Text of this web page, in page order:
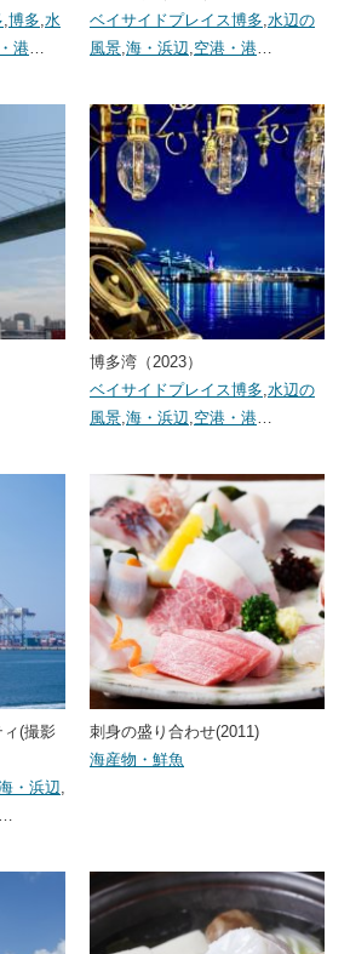
,博多,水
港…
ベイサイドプレイス博多,水辺の
風景,海・浜辺,空港・港…
博多湾（2023）
ベイサイドプレイス博多,水辺の
風景,海・浜辺,空港・港…
(撮影
・浜辺,
…
刺身の盛り合わせ(2011)
海産物・鮮魚